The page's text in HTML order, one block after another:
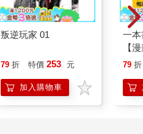
叛逆玩家 01
79 折 特價 253 元
加入購物車
一
【
行
「
學方
79 折